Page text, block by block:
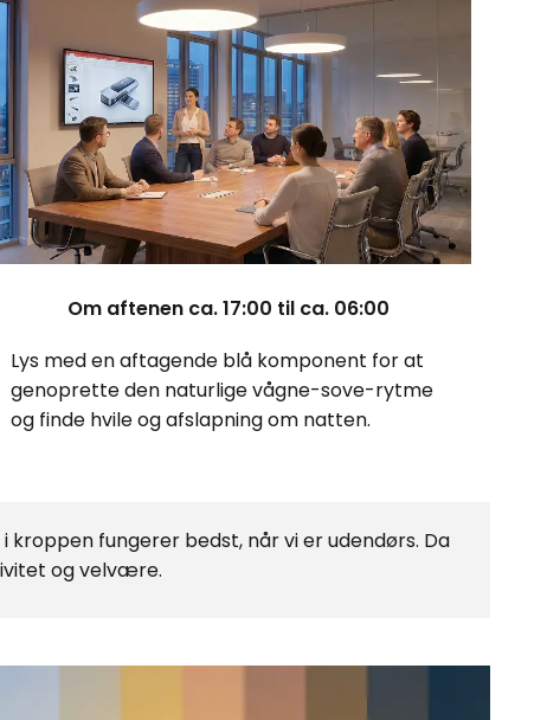
Om aftenen ca. 17:00 til ca. 06:00
Lys med en aftagende blå komponent for at
genoprette den naturlige vågne-sove-rytme
og finde hvile og afslapning om natten.
fungerer bedst, når vi er udendørs. Da
og velvære.